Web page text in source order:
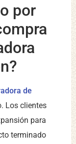
por
de
Los clientes
para
terminado